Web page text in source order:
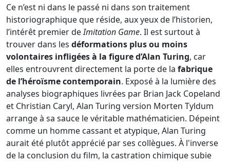
Ce n’est ni dans le passé ni dans son traitement
historiographique que réside, aux yeux de l’historien,
l’intérêt premier deImitation Game. Il est surtout à
trouver dans les déformations plus ou moins
volontaires infligées à la figure d’Alan Turing, car
elles entrouvrent directement la porte de la fabrique
de l’héroïsme contemporain. Exposé à la lumière des
analyses biographiques livrées par Brian Jack Copeland
et Christian Caryl, Alan Turing version Morten Tyldum
arrange à sa sauce le véritable mathématicien. Dépeint
comme un homme cassant et atypique, Alan Turing
aurait été plutôt apprécié par ses collègues. À l'inverse
de la conclusion du film, la castration chimique subie